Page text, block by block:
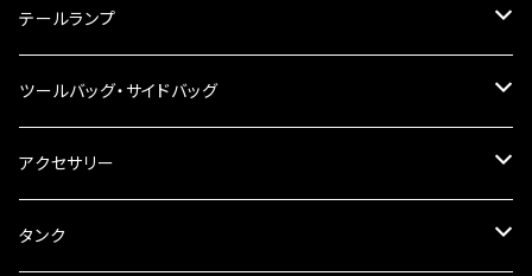
工具類
ハンドルスイッチ
その他
ハンドルポスト
ハンドルブレース
ステアリングダンパー
ブレーキ・クラッチレバー
テールランプ
ナンバー灯
ツールバッグ・サイドバッグ
ツールバッグ
サイドバッグ
アクセサリー
USB電源
タンク